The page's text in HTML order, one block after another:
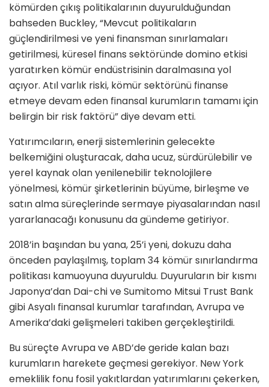
kömürden çıkış politikalarının duyurulduğundan
bahseden Buckley, “Mevcut politikaların
güçlendirilmesi ve yeni finansman sınırlamaları
getirilmesi, küresel finans sektöründe domino etkisi
yaratırken kömür endüstrisinin daralmasına yol
açıyor. Atıl varlık riski, kömür sektörünü finanse
etmeye devam eden finansal kurumların tamamı için
belirgin bir risk faktörü” diye devam etti.
Yatırımcıların, enerji sistemlerinin gelecekte
belkemiğini oluşturacak, daha ucuz, sürdürülebilir ve
yerel kaynak olan yenilenebilir teknolojilere
yönelmesi, kömür şirketlerinin büyüme, birleşme ve
satın alma süreçlerinde sermaye piyasalarından nasıl
yararlanacağı konusunu da gündeme getiriyor.
2018’in başından bu yana, 25’i yeni, dokuzu daha
önceden paylaşılmış, toplam 34 kömür sınırlandırma
politikası kamuoyuna duyuruldu. Duyuruların bir kısmı
Japonya’dan Dai-chi ve Sumitomo Mitsui Trust Bank
gibi Asyalı finansal kurumlar tarafından, Avrupa ve
Amerika’daki gelişmeleri takiben gerçekleştirildi.
Bu süreçte Avrupa ve ABD’de geride kalan bazı
kurumların harekete geçmesi gerekiyor. New York
emeklilik fonu fosil yakıtlardan yatırımlarını çekerken,